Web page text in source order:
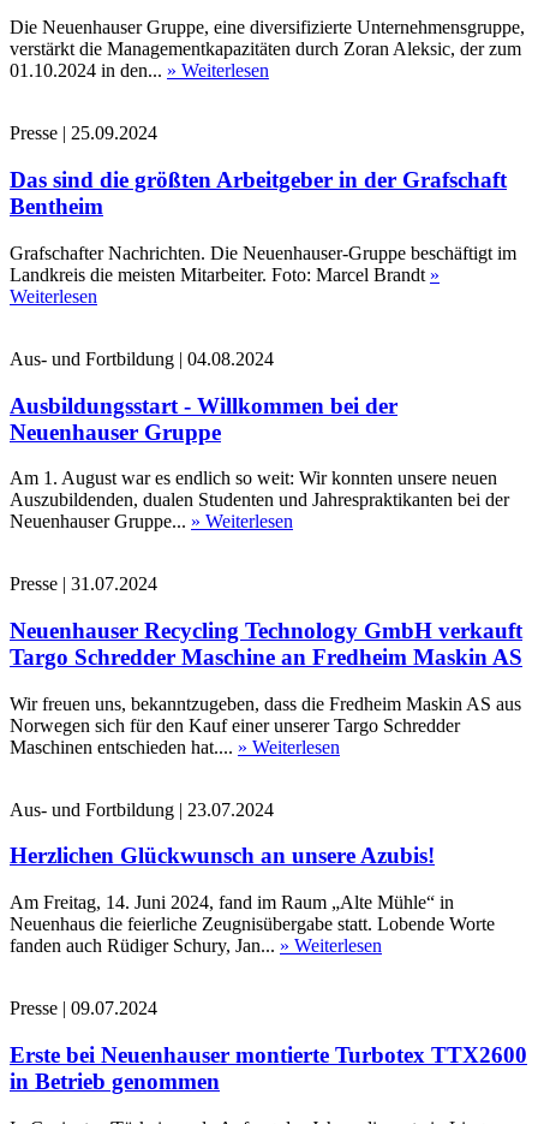
Die Neuenhauser Gruppe, eine diversifizierte Unternehmensgruppe,
verstärkt die Managementkapazitäten durch Zoran Aleksic, der zum
01.10.2024 in den... » Weiterlesen
Presse | 25.09.2024
Das sind die größten Arbeitgeber in der Grafschaft
Bentheim
Grafschafter Nachrichten. Die Neuenhauser-Gruppe beschäftigt im
Landkreis die meisten Mitarbeiter. Foto: Marcel Brandt »
Weiterlesen
Aus- und Fortbildung | 04.08.2024
Ausbildungsstart - Willkommen bei der
Neuenhauser Gruppe
Am 1. August war es endlich so weit: Wir konnten unsere neuen
Auszubildenden, dualen Studenten und Jahrespraktikanten bei der
Neuenhauser Gruppe... » Weiterlesen
Presse | 31.07.2024
Neuenhauser Recycling Technology GmbH verkauft
Targo Schredder Maschine an Fredheim Maskin AS
Wir freuen uns, bekanntzugeben, dass die Fredheim Maskin AS aus
Norwegen sich für den Kauf einer unserer Targo Schredder
Maschinen entschieden hat.... » Weiterlesen
Aus- und Fortbildung | 23.07.2024
Herzlichen Glückwunsch an unsere Azubis!
Am Freitag, 14. Juni 2024, fand im Raum „Alte Mühle“ in
Neuenhaus die feierliche Zeugnisübergabe statt. Lobende Worte
fanden auch Rüdiger Schury, Jan... » Weiterlesen
Presse | 09.07.2024
Erste bei Neuenhauser montierte Turbotex TTX2600
in Betrieb genommen